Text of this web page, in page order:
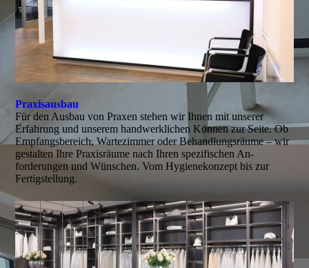
Praxisausbau
Für den Ausbau von Praxen stehen wir Ihnen mit unserer
Erfahrung und unserem handwerklichen Können zur Seite. Ob
Empfangsbereich, Warte­zimmer oder Behandlungsräume – wir
gestalten Ihre Praxisräume nach Ihren spezifischen An­
forderungen und Wünschen. Vom Hygienekonzept bis zur
Fertigstellung.